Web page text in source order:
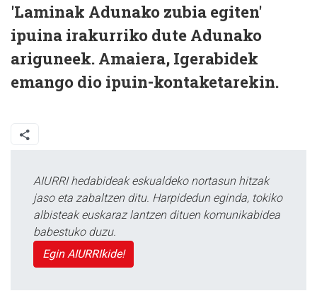
'Laminak Adunako zubia egiten'
ipuina irakurriko dute Adunako
ariguneek. Amaiera, Igerabidek
emango dio ipuin-kontaketarekin.
AIURRI hedabideak eskualdeko nortasun hitzak
jaso eta zabaltzen ditu. Harpidedun eginda, tokiko
albisteak euskaraz lantzen dituen komunikabidea
babestuko duzu.
Egin AIURRIkide!